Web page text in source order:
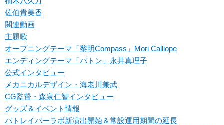
佐伯貴美香
関連動画
主題歌
オープニングテーマ「黎明Compass」Mori Calliope
エンディングテーマ「バトン」永井真理子
公式インタビュー
メカニカルデザイン・海老川兼武
CG監督・森泉仁智インタビュー
グッズ＆イベント情報
パトレイバーラボ新演出開始＆常設運用期間の延長